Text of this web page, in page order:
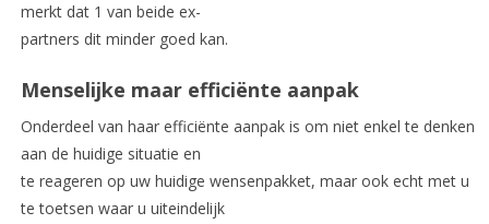
merkt dat 1 van beide ex-
partners dit minder goed kan.
Menselijke maar efficiënte aanpak
Onderdeel van haar efficiënte aanpak is om niet enkel te denken
aan de huidige situatie en
te reageren op uw huidige wensenpakket, maar ook echt met u
te toetsen waar u uiteindelijk